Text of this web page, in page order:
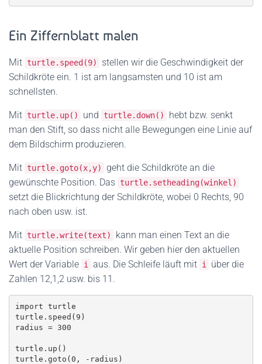
Ein Ziffernblatt malen
Mit turtle.speed(9)
stellen wir die Geschwindigkeit der
Schildkröte ein. 1 ist am langsamsten und 10 ist am
schnellsten.
Mit turtle.up() und turtle.down()
hebt bzw. senkt
man den Stift, so dass nicht alle Bewegungen eine Linie auf
dem Bildschirm produzieren.
Mit turtle.goto(x,y)
geht die Schildkröte an die
gewünschte Position. Das turtle.setheading(winkel)
setzt die Blickrichtung der Schildkröte, wobei 0 Rechts, 90
nach oben usw. ist.
Mit turtle.write(text)
kann man einen Text an die
aktuelle Position schreiben. Wir geben hier den aktuellen
Wert der Variable i aus. Die Schleife läuft mit i über die
Zahlen 12,1,2 usw. bis 11.
import turtle
turtle.speed(9)
radius = 300
turtle.up()
turtle.goto(0, -radius)